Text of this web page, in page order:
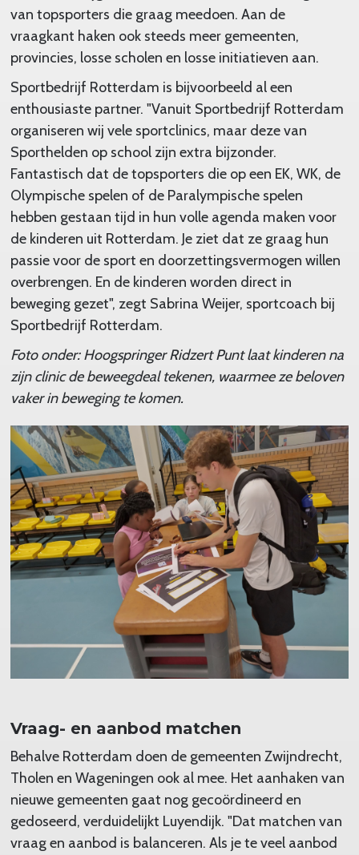
van topsporters die graag meedoen. Aan de
vraagkant haken ook steeds meer gemeenten,
provincies, losse scholen en losse initiatieven aan.
Sportbedrijf Rotterdam is bijvoorbeeld al een
enthousiaste partner. "Vanuit Sportbedrijf Rotterdam
organiseren wij vele sportclinics, maar deze van
Sporthelden op school zijn extra bijzonder.
Fantastisch dat de topsporters die op een EK, WK, de
Olympische spelen of de Paralympische spelen
hebben gestaan tijd in hun volle agenda maken voor
de kinderen uit Rotterdam. Je ziet dat ze graag hun
passie voor de sport en doorzettingsvermogen willen
overbrengen. En de kinderen worden direct in
beweging gezet", zegt Sabrina Weijer, sportcoach bij
Sportbedrijf Rotterdam.
Foto onder:Hoogspringer Ridzert Punt laat kinderen na
zijn clinic de beweegdeal tekenen, waarmee ze beloven
vaker in beweging te komen.
Vraag- en aanbod matchen
Behalve Rotterdam doen de gemeenten Zwijndrecht,
Tholen en Wageningen ook al mee. Het aanhaken van
nieuwe gemeenten gaat nog gecoördineerd en
gedoseerd, verduidelijkt Luyendijk. "Dat matchen van
vraag en aanbod is balanceren. Als je te veel aanbod